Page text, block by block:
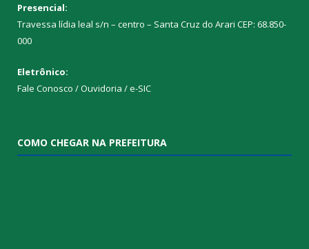
Presencial:
Travessa lídia leal s/n – centro – Santa Cruz do Arari CEP: 68.850-
000
Eletrônico:
Fale Conosco / Ouvidoria / e-SIC
COMO CHEGAR NA PREFEITURA